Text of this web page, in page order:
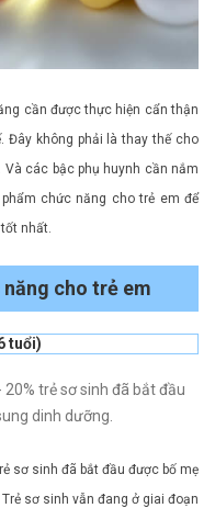
cần được thực hiện cẩn thận
Đây không phải là thay thế cho
các bậc phụ huynh cần nắm
chức năng cho trẻ em để
nhất.
cho trẻ em
tuổi)
sơ sinh đã bắt đầu được bố mẹ
sơ sinh vẫn đang ở giai đoạn